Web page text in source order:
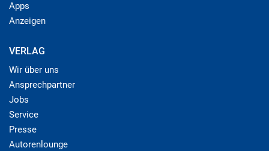
Apps
Anzeigen
VERLAG
Wir über uns
Ansprechpartner
Jobs
Service
Presse
Autorenlounge